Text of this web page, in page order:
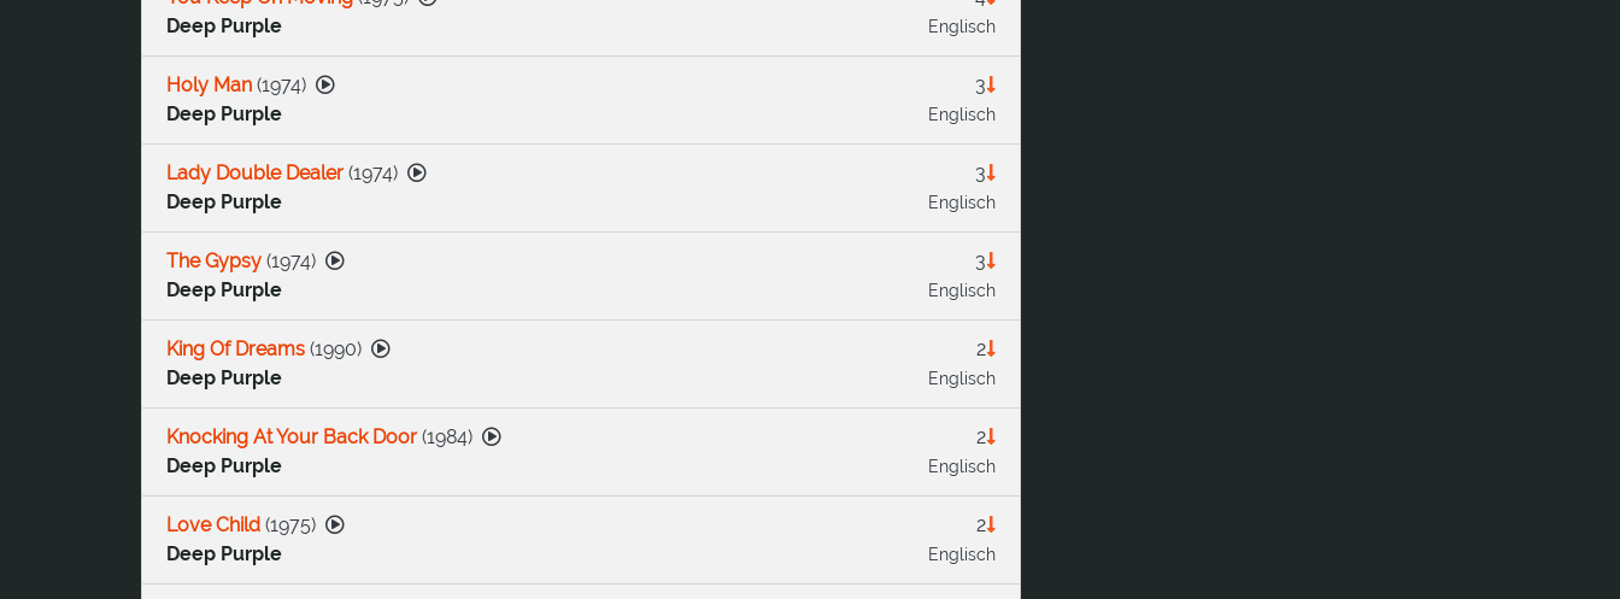
Englisch
Deep Purple
3
Englisch
Holy Man (1974)
Deep Purple
3
Englisch
Lady Double Dealer (1974)
Deep Purple
3
Englisch
The Gypsy (1974)
Deep Purple
2
Englisch
King Of Dreams (1990)
Deep Purple
2
Englisch
Knocking At Your Back Door (1984)
Deep Purple
2
Englisch
Love Child (1975)
Deep Purple